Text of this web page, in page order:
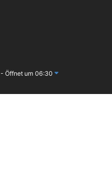
- Öffnet um 06:30